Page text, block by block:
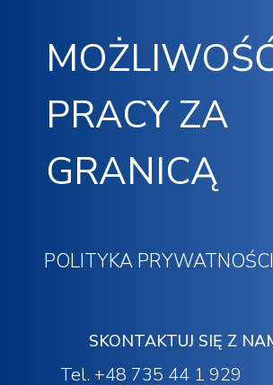
PRACY ZA
GRANICĄ
POLITYKA PRYWATNOŚCI
SKONTAKTUJ SIĘ Z
Tel. +48 735 44 1 929